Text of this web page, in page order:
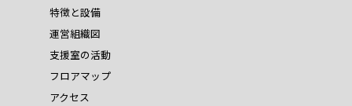
特徴と設備
運営組織図
支援室の活動
フロアマップ
アクセス